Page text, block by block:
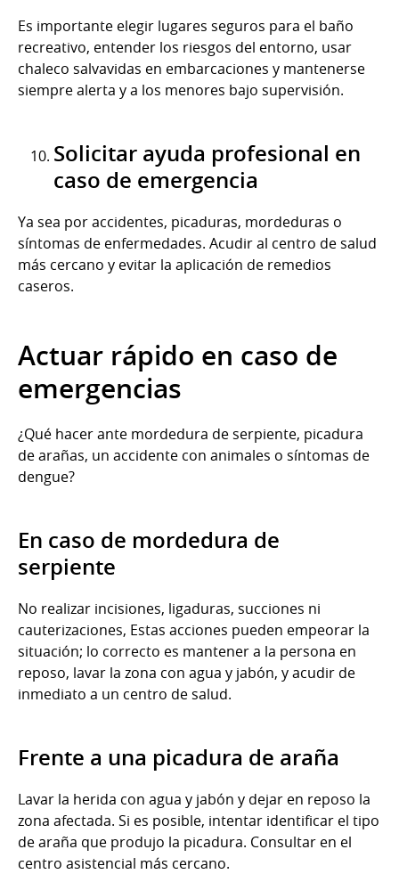
Es importante elegir lugares seguros para el baño
recreativo, entender los riesgos del entorno, usar
chaleco salvavidas en embarcaciones y mantenerse
siempre alerta y a los menores bajo supervisión.
Solicitar ayuda profesional en
caso de emergencia
Ya sea por accidentes, picaduras, mordeduras o
síntomas de enfermedades. Acudir al centro de salud
más cercano y evitar la aplicación de remedios
caseros.
Actuar rápido en caso de
emergencias
¿Qué hacer ante mordedura de serpiente, picadura
de arañas, un accidente con animales o síntomas de
dengue?
En caso de mordedura de
serpiente
No realizar incisiones, ligaduras, succiones ni
cauterizaciones, Estas acciones pueden empeorar la
situación; lo correcto es mantener a la persona en
reposo, lavar la zona con agua y jabón, y acudir de
inmediato a un centro de salud.
Frente a una picadura de araña
Lavar la herida con agua y jabón y dejar en reposo la
zona afectada. Si es posible, intentar identificar el tipo
de araña que produjo la picadura. Consultar en el
centro asistencial más cercano.